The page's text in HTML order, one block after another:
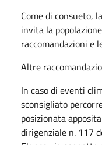
Come di consueto,
invita la
raccomandazioni e
Altre
In caso di eventi
sconsigliato
posizionata
dirigenziale n. 117